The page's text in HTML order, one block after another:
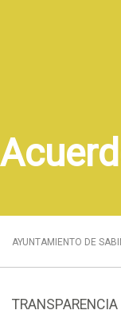
AYUNTAMIENTO DE
TRANSPARENCIA